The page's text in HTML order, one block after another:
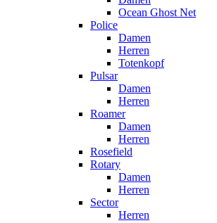
Ocean Ghost Net
Police
Damen
Herren
Totenkopf
Pulsar
Damen
Herren
Roamer
Damen
Herren
Rosefield
Rotary
Damen
Herren
Sector
Herren